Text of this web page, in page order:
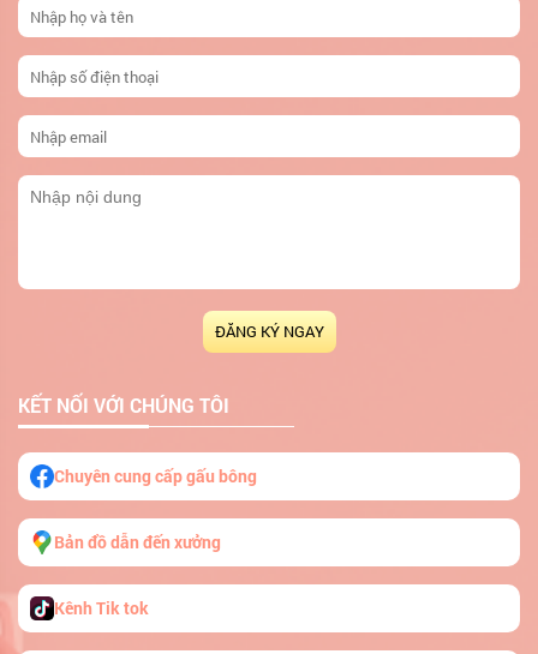
ĐĂNG KÝ NGAY
KẾT NỐI VỚI CHÚNG TÔI
Chuyên cung cấp gấu bông
Bản đồ dẫn đến xưởng
Kênh Tik tok